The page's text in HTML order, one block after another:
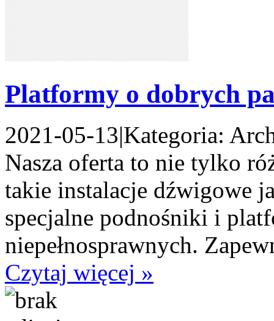
Platformy o dobrych
2021-05-13|Kategoria:
Nasza oferta to nie tylko
takie instalacje dźwigowe
specjalne podnośniki i
niepełnosprawnych.
Czytaj więcej »